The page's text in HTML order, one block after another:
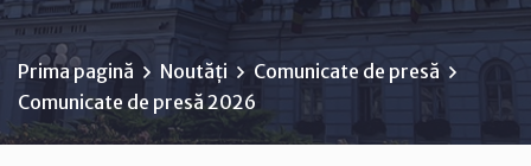
Prima pagină Noutăți
Comunicate de presă
Comunicate de presă 2026